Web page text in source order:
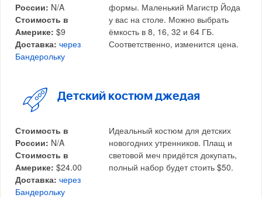
России: N/A
Стоимость в
Америке:$9
Доставка: через
Бандерольку
формы. Маленький Магистр Йода
у вас на столе. Можно выбрать
ёмкость в 8, 16, 32 и 64 ГБ.
Соответственно, изменится цена.
Детский костюм джедая
Стоимость в
России: N/A
Стоимость в
Америке:$24.00
Доставка: через
Бандерольку
Идеальный костюм для детских
новогодних утренников. Плащ и
световой меч придётся докупать,
полный набор будет стоить $50.